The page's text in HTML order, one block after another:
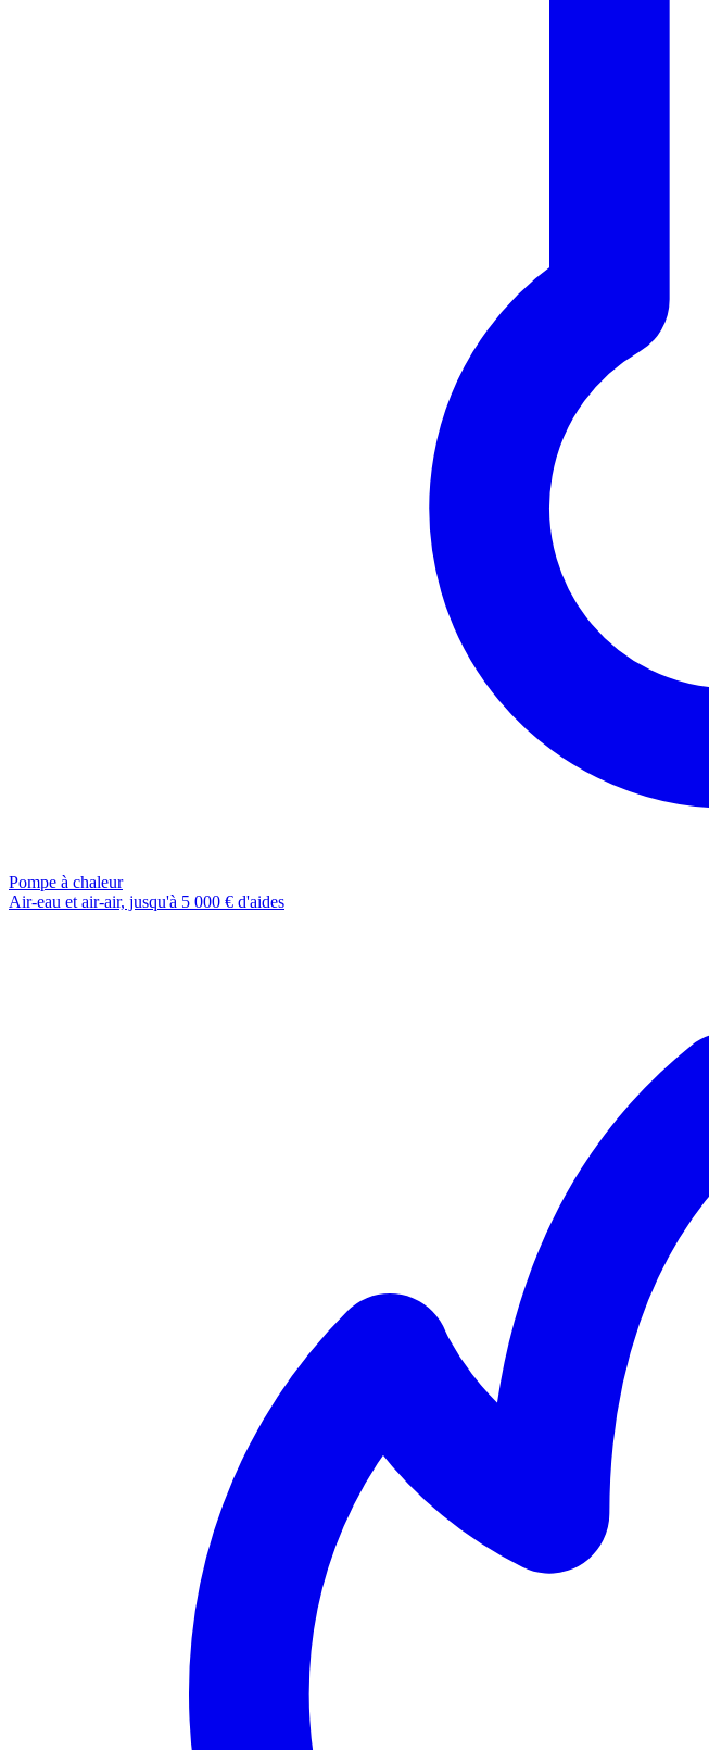
Pompe à chaleur
Air-eau et air-air, jusqu'à 5 000 € d'aides